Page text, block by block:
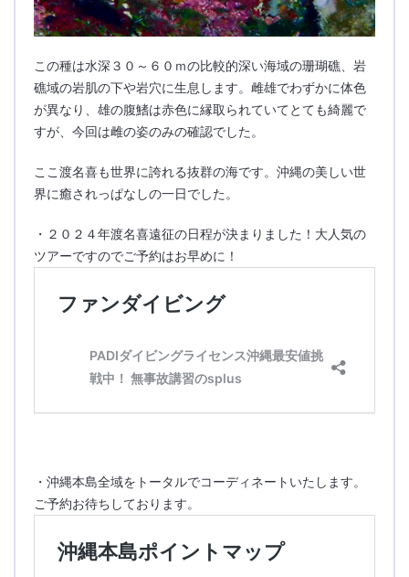
この種は水深３０～６０ｍの比較的深い海域の珊瑚礁、岩
礁域の岩肌の下や岩穴に生息します。雌雄でわずかに体色
が異なり、雄の腹鰭は赤色に縁取られていてとても綺麗で
すが、今回は雌の姿のみの確認でした。
ここ渡名喜も世界に誇れる抜群の海です。沖縄の美しい世
界に癒されっぱなしの一日でした。
・２０２４年渡名喜遠征の日程が決まりました！大人気の
ツアーですのでご予約はお早めに！
・沖縄本島全域をトータルでコーディネートいたします。
ご予約お待ちしております。